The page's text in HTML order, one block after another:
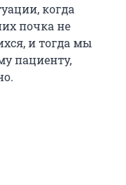
когда
почка не
и тогда мы
пациенту,